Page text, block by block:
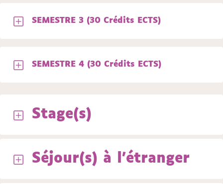
SEMESTRE 3 (30 Crédits ECTS)
SEMESTRE 4 (30 Crédits ECTS)
Stage(s)
Séjour(s) à l'étranger